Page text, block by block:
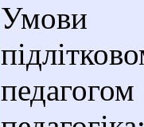
Умови